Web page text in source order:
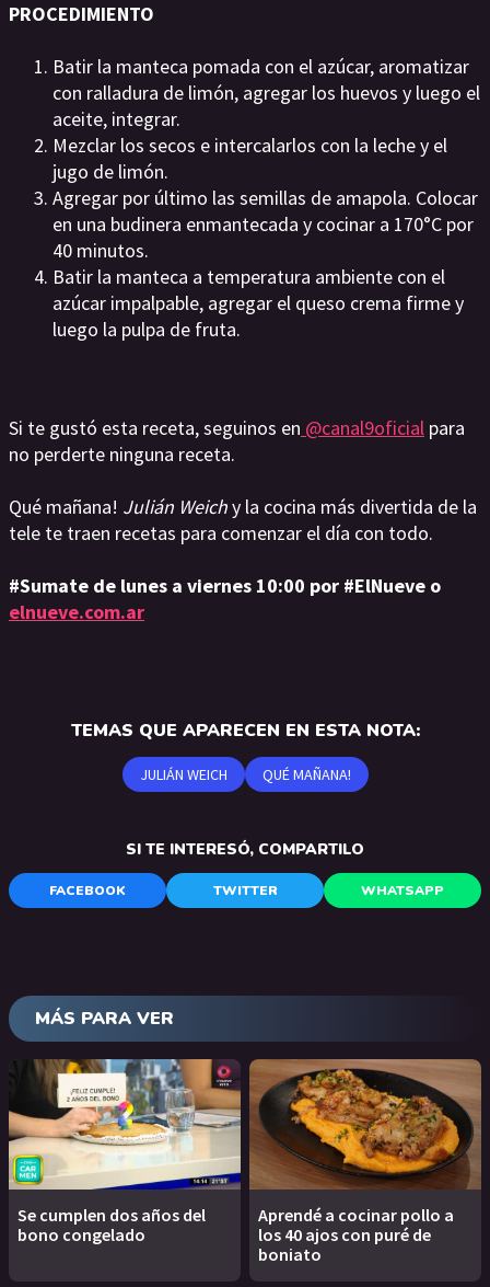
PROCEDIMIENTO
Batir la manteca pomada con el azúcar, aromatizar
con ralladura de limón, agregar los huevos y luego el
aceite, integrar.
Mezclar los secos e intercalarlos con la leche y el
jugo de limón.
Agregar por último las semillas de amapola. Colocar
en una budinera enmantecada y cocinar a 170°C por
40 minutos.
Batir la manteca a temperatura ambiente con el
azúcar impalpable, agregar el queso crema firme y
luego la pulpa de fruta.
Si te gustó esta receta, seguinos en @canal9oficial para
no perderte ninguna receta.
Qué mañana! Julián Weichy la cocina más divertida de la
tele te traen recetas para comenzar el día con todo.
#Sumate de lunes a viernes 10:00 por #ElNueve o
elnueve.com.ar
TEMAS QUE APARECEN EN ESTA NOTA:
JULIÁN WEICH QUÉ MAÑANA!
SI TE INTERESÓ, COMPARTILO
FACEBOOK TWITTER WHATSAPP
MÁS PARA VER
Se cumplen dos años del
bono congelado
Aprendé a cocinar pollo a
los 40 ajos con puré de
boniato